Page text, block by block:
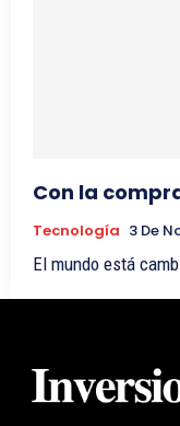
Con la
Tecnología 3 De
El mundo está